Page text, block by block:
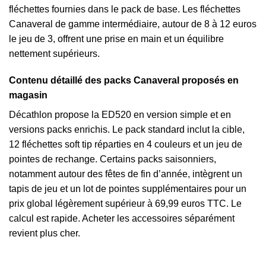
fléchettes fournies dans le pack de base. Les fléchettes
Canaveral de gamme intermédiaire, autour de 8 à 12 euros
le jeu de 3, offrent une prise en main et un équilibre
nettement supérieurs.
Contenu détaillé des packs Canaveral proposés en
magasin
Décathlon propose la ED520 en version simple et en
versions packs enrichis. Le pack standard inclut la cible,
12 fléchettes soft tip réparties en 4 couleurs et un jeu de
pointes de rechange. Certains packs saisonniers,
notamment autour des fêtes de fin d’année, intègrent un
tapis de jeu et un lot de pointes supplémentaires pour un
prix global légèrement supérieur à 69,99 euros TTC. Le
calcul est rapide. Acheter les accessoires séparément
revient plus cher.